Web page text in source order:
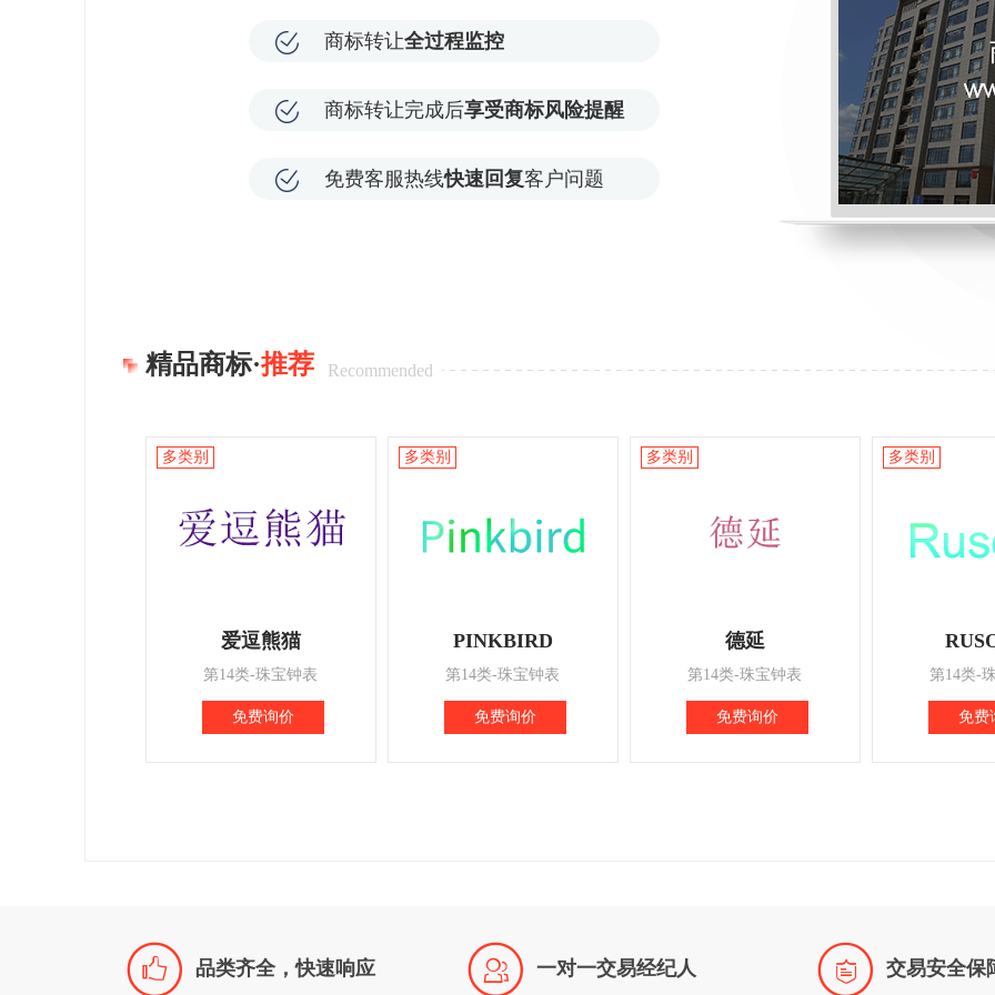
商标转让全过程监控
商标转让完成后享受商标风险提醒
免费客服热线快速回复客户问题
精品商标·推荐 Recommended
爱逗熊猫
第14类-珠宝钟表
免费询价
多类别
PINKBIRD
第14类-珠宝钟表
免费询价
多类别
德延
第14类-珠宝钟表
免费询价
多类别
第14类-
免费
多类别
 品类齐全，快速响应  一对一交易经纪人  交易安全保